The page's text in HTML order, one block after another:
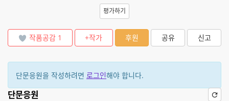
평가하기
작품공감 1 +작가 후원 공유 신고
단문응원을 작성하려면 로그인해야 합니다.
단문응원